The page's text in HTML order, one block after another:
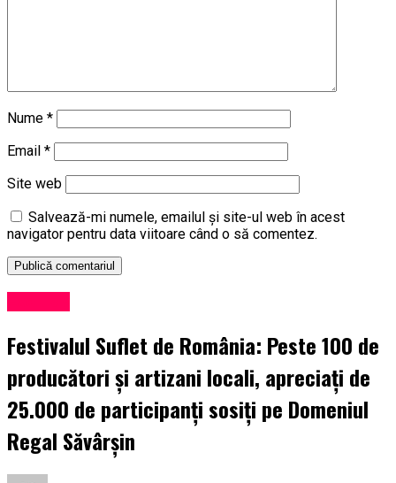
Nume *
Email *
Site web
Salvează-mi numele, emailul și site-ul web în acest
navigator pentru data viitoare când o să comentez.
Festivalul Suflet de România: Peste 100 de
producători și artizani locali, apreciați de
25.000 de participanți sosiți pe Domeniul
Regal Săvârșin